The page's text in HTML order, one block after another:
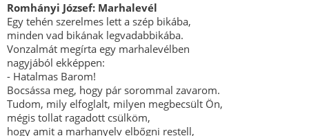
Romhányi József: Marhalevél
Egy tehén szerelmes lett a szép bikába,
minden vad bikának legvadabbikába.
Vonzalmát megírta egy marhalevélben
nagyjából ekképpen:
- Hatalmas Barom!
Bocsássa meg, hogy pár sorommal zavarom.
Tudom, mily elfoglalt, milyen megbecsült Ön,
mégis tollat ragadott csülköm,
hogy amit a marhanyelv elbőgni restell,